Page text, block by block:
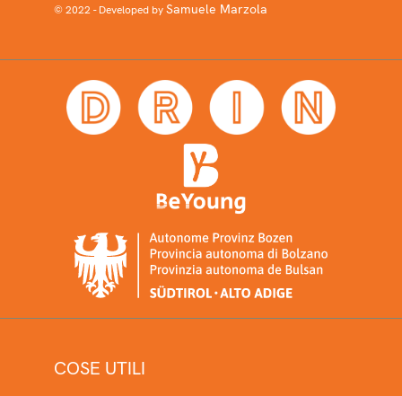
© 2022 - Developed bySamuele Marzola
COSE UTILI